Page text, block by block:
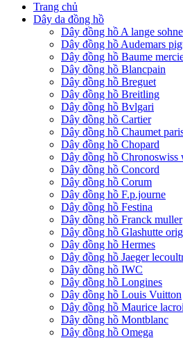
Trang chủ
Dây da đồng hồ
Dây đồng hồ A lange sohne
Dây đồng hồ Audemars
Dây đồng hồ Baume
Dây đồng hồ Blancpain
Dây đồng hồ Breguet
Dây đồng hồ Breitling
Dây đồng hồ Bvlgari
Dây đồng hồ Cartier
Dây đồng hồ Chaumet
Dây đồng hồ Chopard
Dây đồng hồ Chronoswiss
Dây đồng hồ Concord
Dây đồng hồ Corum
Dây đồng hồ F.p.journe
Dây đồng hồ Festina
Dây đồng hồ Franck muller
Dây đồng hồ Glashutte
Dây đồng hồ Hermes
Dây đồng hồ Jaeger
Dây đồng hồ IWC
Dây đồng hồ Longines
Dây đồng hồ Louis Vuitton
Dây đồng hồ Maurice
Dây đồng hồ Montblanc
Dây đồng hồ Omega